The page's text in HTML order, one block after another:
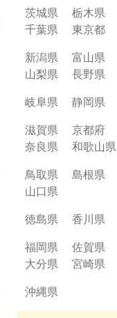
茨城県
栃木県
千葉県
東京都
新潟県
富山県
山梨県
長野県
岐阜県
静岡県
滋賀県
京都府
奈良県
和歌山県
鳥取県
島根県
山口県
徳島県
香川県
福岡県
佐賀県
大分県
宮崎県
沖縄県